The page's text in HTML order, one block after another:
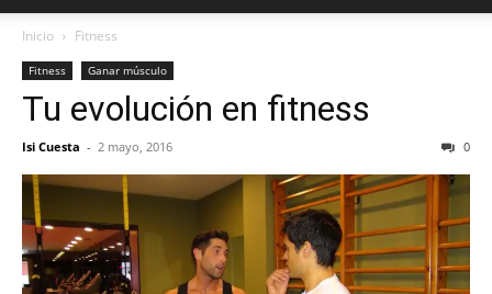
Inicio Fitness
Fitness Ganar músculo
Tu evolución en fitness
Isi Cuesta - 2 mayo, 2016 0